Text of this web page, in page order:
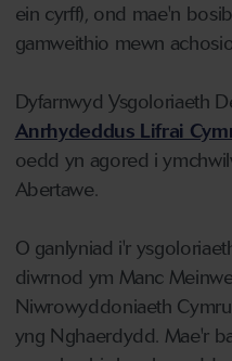
ein cyrff), ond mae'n
gamweithio mewn
Dyfarnwyd Ysgoloriaeth
Anrhydeddus Lifrai
oedd yn agored i
Abertawe.
O ganlyniad i'r
diwrnod ym Manc
Niwrowyddoniaeth
yng Nghaerdydd. Mae'r